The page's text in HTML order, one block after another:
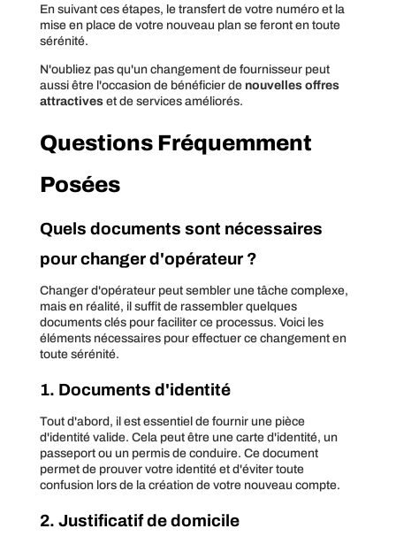
En suivant ces étapes, le transfert de votre numéro et la
mise en place de votre nouveau plan se feront en toute
sérénité.
N'oubliez pas qu'un changement de fournisseur peut
aussi être l'occasion de bénéficier de nouvelles offres
attractiveset de services améliorés.
Questions Fréquemment
Posées
Quels documents sont nécessaires
pour changer d'opérateur ?
Changer d'opérateur peut sembler une tâche complexe,
mais en réalité, il suffit de rassembler quelques
documents clés pour faciliter ce processus. Voici les
éléments nécessaires pour effectuer ce changement en
toute sérénité.
1. Documents d'identité
Tout d'abord, il est essentiel de fournir une pièce
d'identité valide. Cela peut être une carte d'identité, un
passeport ou un permis de conduire. Ce document
permet de prouver votre identité et d'éviter toute
confusion lors de la création de votre nouveau compte.
2. Justificatif de domicile